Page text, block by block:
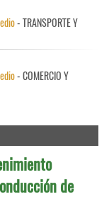
- TRANSPORTE Y
- COMERCIO Y
de